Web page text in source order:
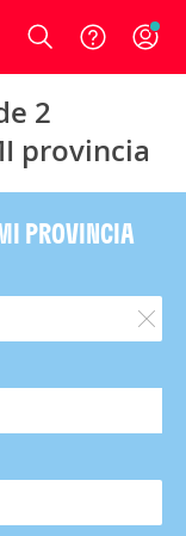
Login
2
provincia
PROVINCIA